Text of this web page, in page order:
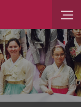
한